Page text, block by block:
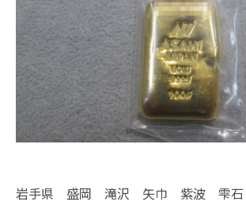
岩手県 盛岡 滝沢 矢巾 紫波 雫